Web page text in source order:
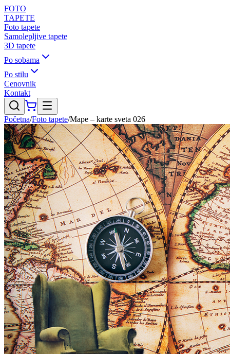
FOTO
TAPETE
Foto tapete
Samolepljive tapete
3D tapete
Po sobama
Po stilu
Cenovnik
Kontakt
Početna/Foto tapete/Mape – karte sveta 026